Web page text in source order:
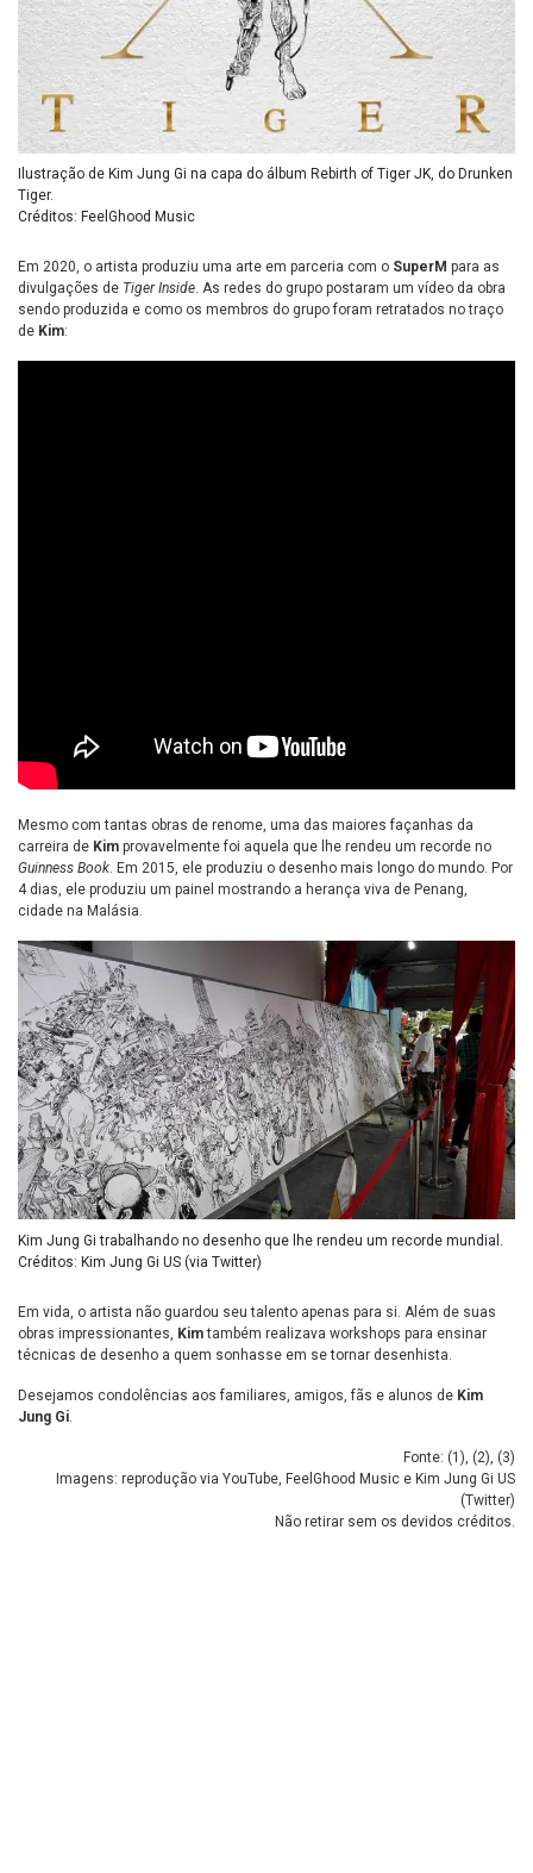
Ilustração de Kim Jung Gi na capa do álbum Rebirth of Tiger JK, do Drunken
Tiger.
Créditos: FeelGhood Music
Em 2020, o artista produziu uma arte em parceria com o SuperM para as
divulgações de Tiger Inside . As redes do grupo postaram um vídeo da obra
sendo produzida e como os membros do grupo foram retratados no traço
de Kim:
Mesmo com tantas obras de renome, uma das maiores façanhas da
carreira de Kim provavelmente foi aquela que lhe rendeu um recorde no
Guinness Book . Em 2015, ele produziu o desenho mais longo do mundo. Por
4 dias, ele produziu um painel mostrando a herança viva de Penang,
cidade na Malásia.
Kim Jung Gi trabalhando no desenho que lhe rendeu um recorde mundial.
Créditos: Kim Jung Gi US (via Twitter)
Em vida, o artista não guardou seu talento apenas para si. Além de suas
obras impressionantes, Kimtambém realizava workshops para ensinar
técnicas de desenho a quem sonhasse em se tornar desenhista.
Desejamos condolências aos familiares, amigos, fãs e alunos de Kim
Jung Gi
Fonte: (1 ), (2), (3)
Imagens: reprodução via YouTube, FeelGhood Music e Kim Jung Gi US
(Twitter)
Não retirar sem os devidos créditos.